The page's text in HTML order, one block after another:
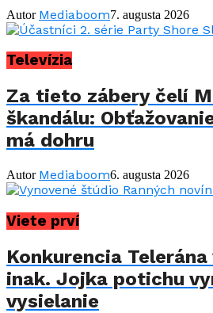
Autor Mediaboom7. augusta 2026
Televízia
Za tieto zábery čelí
škandálu:
má dohru
Autor Mediaboom6. augusta 2026
Viete prví
Konkurencia
inak. Jojka potichu
vysielanie